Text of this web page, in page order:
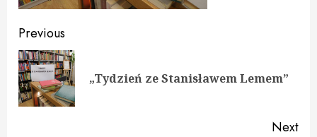
Continue
Reading
Previous
„Tydzień ze Stanisławem Lemem”
Next